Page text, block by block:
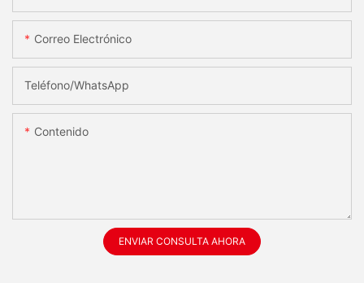
Correo Electrónico
Teléfono/WhatsApp
Contenido
ENVIAR CONSULTA AHORA